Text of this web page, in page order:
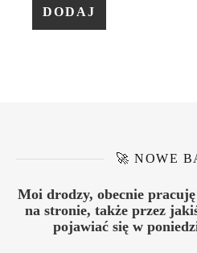
🚀 NOWE
Moi drodzy, obecnie
na stronie, także przez
pojawiać się w